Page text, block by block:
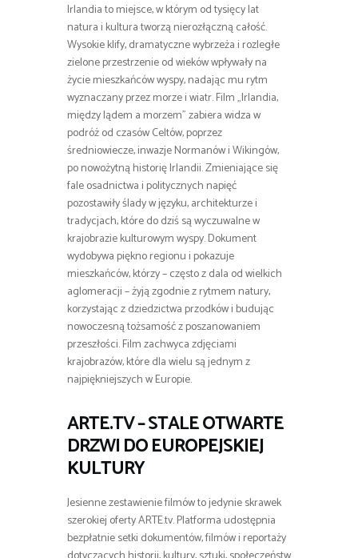
Irlandia to miejsce, w którym od tysięcy lat
natura i kultura tworzą nierozłączną całość.
Wysokie klify, dramatyczne wybrzeża i rozległe
zielone przestrzenie od wieków wpływały na
życie mieszkańców wyspy, nadając mu rytm
wyznaczany przez morze i wiatr. Film „Irlandia,
między lądem a morzem” zabiera widza w
podróż od czasów Celtów, poprzez
średniowiecze, inwazje Normanów i Wikingów,
po nowożytną historię Irlandii. Zmieniające się
fale osadnictwa i politycznych napięć
pozostawiły ślady w języku, architekturze i
tradycjach, które do dziś są wyczuwalne w
krajobrazie kulturowym wyspy. Dokument
wydobywa piękno regionu i pokazuje
mieszkańców, którzy – często z dala od wielkich
aglomeracji – żyją zgodnie z rytmem natury,
korzystając z dziedzictwa przodków i budując
nowoczesną tożsamość z poszanowaniem
przeszłości. Film zachwyca zdjęciami
krajobrazów, które dla wielu są jednym z
najpiękniejszych w Europie.
ARTE.TV – STALE OTWARTE
DRZWI DO EUROPEJSKIEJ
KULTURY
Jesienne zestawienie filmów to jedynie skrawek
szerokiej oferty ARTE.tv. Platforma udostępnia
bezpłatnie setki dokumentów, filmów i reportaży